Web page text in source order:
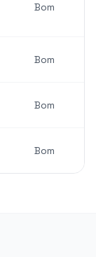
Bom
Bom
Bom
Bom